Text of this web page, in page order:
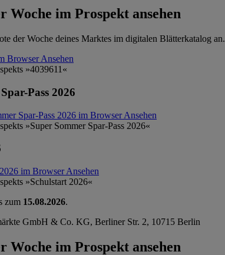
Woche im Prospekt ansehen
der Woche deines Marktes im digitalen Blätterkatalog an.
BrowserAnsehen
Pass 2026
Spar-Pass 2026 im BrowserAnsehen
im BrowserAnsehen
zum 15.08.2026.
GmbH & Co. KG, Berliner Str. 2, 10715 Berlin
Woche im Prospekt ansehen